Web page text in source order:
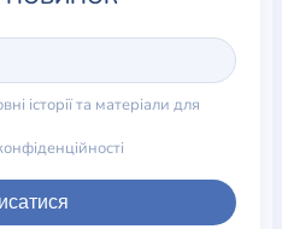
історії та матеріали для